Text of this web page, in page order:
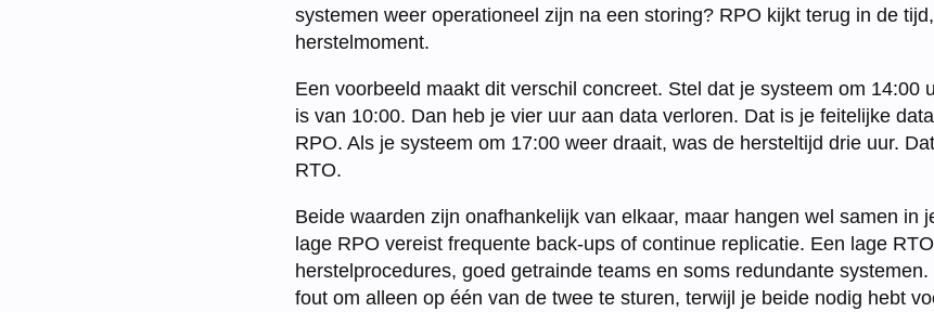
systemen weer operationeel zijn na een storing? RPO kijkt terug in de
herstelmoment.
Een voorbeeld maakt dit verschil concreet. Stel dat je systeem om 14:00
is van 10:00. Dan heb je vier uur aan data verloren. Dat is je feitelijke
RPO. Als je systeem om 17:00 weer draait, was de hersteltijd drie uur.
RTO.
Beide waarden zijn onafhankelijk van elkaar, maar hangen wel samen in
lage RPO vereist frequente back-ups of continue replicatie. Een lage
herstelprocedures, goed getrainde teams en soms redundante
fout om alleen op één van de twee te sturen, terwijl je beide nodig hebt